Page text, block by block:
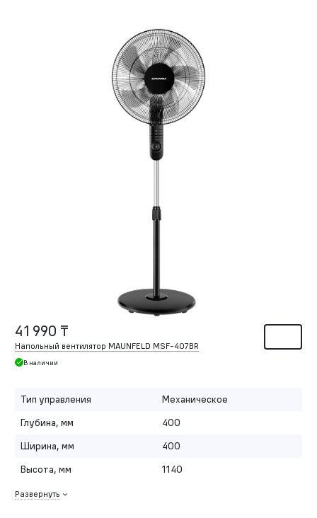
41 990 ₸
Напольный вентилятор MAUNFELD MSF-407BR
В наличии
Тип управления
Механическое
Глубина, мм
400
Ширина, мм
400
Высота, мм
1140
Развернуть